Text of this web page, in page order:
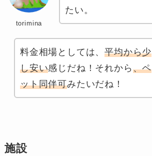
torimina
たい。
料金相場としては、平均から少
し安い感じだね！それから 、ペ
ット同伴可みたいだね！
施設